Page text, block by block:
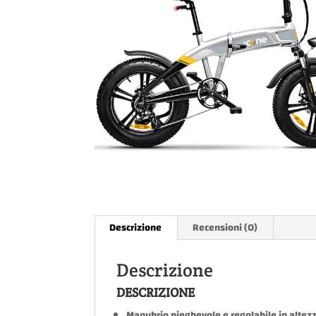
Descrizione Recensioni (0)
Descrizione
DESCRIZIONE